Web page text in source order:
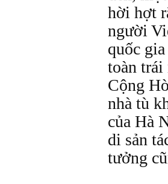
hời hợt
người
quốc
toàn
Cộng
nhà tù
của Hà
di sản
tưởng